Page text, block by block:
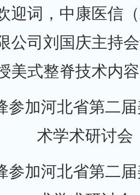
迎词，中康医信
公司刘国庆主持
美式整脊技术内